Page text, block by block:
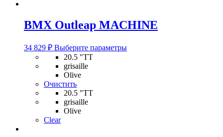
BMX Outleap MACHINE
34 829 ₽ Выберите параметрыЭтот
20.5 "TT
grisaille
Olive
Очистить
20.5 "TT
grisaille
Olive
Clear